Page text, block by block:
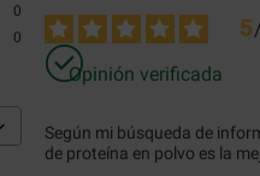
0
0 5
Opinión verificada
Según mi búsqueda de
de proteína en polvo es la